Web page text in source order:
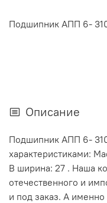
Подшипник АПП 6-
Описание
Подшипник АПП 6-
характеристиками:
В ширина: 27 . Наша
отечественного и
и под заказ. А